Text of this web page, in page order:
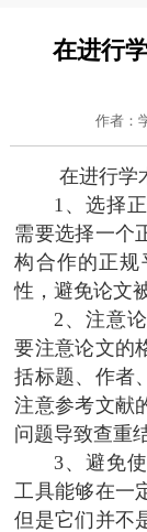
在进行
作者：
在进行学
1、选择
需要选择一个
构合作的正
性，避免论文
2、注意
要注意论文的
括标题、作者
注意参考文献
问题导致查重
3、避免
工具能够在一
但是它们并不